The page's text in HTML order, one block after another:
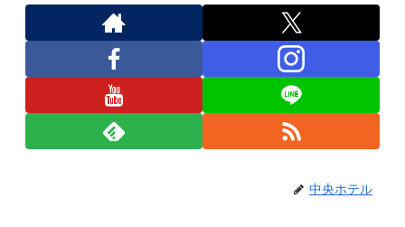
中央ホテル